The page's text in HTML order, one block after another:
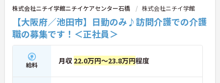
修了者に月額10,000円の資格手当が支給されるた
・賞与年2回に加えて退職金制度や年1回の処遇改善
臨時手当も整備されているため、経済的な安心感を
株式会社ニチイ学館ニチイケアセンター石橋 株式会社ニチイ学館
【大阪府／池田市】日勤のみ♪訪問介護での介護
職の募集です！＜正社員＞
給料 月収 22.0万円～23.8万円程度